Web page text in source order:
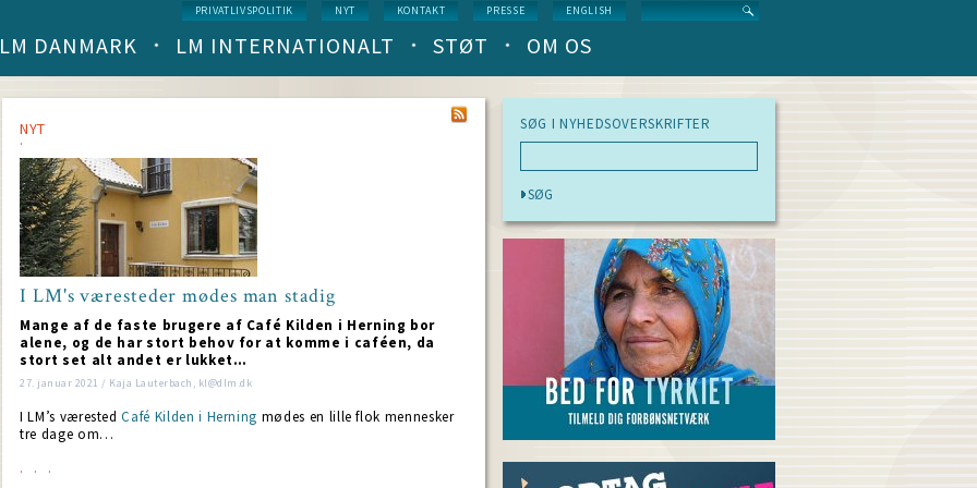
Service
menu
PRIVATLIVSPOLITIK NYT KONTAKT PRESSE ENGLISH
Main
(level
1)
LM DANMARK LM INTERNATIONALT STØT OM OS
NYT
I LM's væresteder mødes man stadig
Mange af de faste brugere af Café Kilden i Herning bor
alene, og de har stort behov for at komme i caféen, da
stort set alt andet er lukket…
27. januar 2021 / Kaja Lauterbach, kl@dlm.dk
I LM’s værestedCafé Kilden i Herning mødes en lille flok mennesker
tre dage om…
SØG I NYHEDSOVERSKRIFTER